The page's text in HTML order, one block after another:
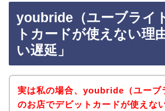
youbride（ユーブライ
トカードが使えない理
い遅延」
実は私の場合、youbride（ユーブ
のお店でデビットカードが使えな